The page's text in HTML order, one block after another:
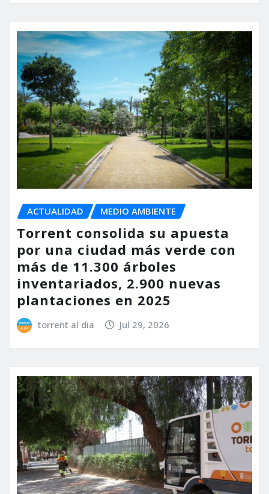
ACTUALIDAD MEDIO AMBIENTE
Torrent consolida su apuesta
por una ciudad más verde con
más de 11.300 árboles
inventariados, 2.900 nuevas
plantaciones en 2025
torrent al dia Jul 29, 2026